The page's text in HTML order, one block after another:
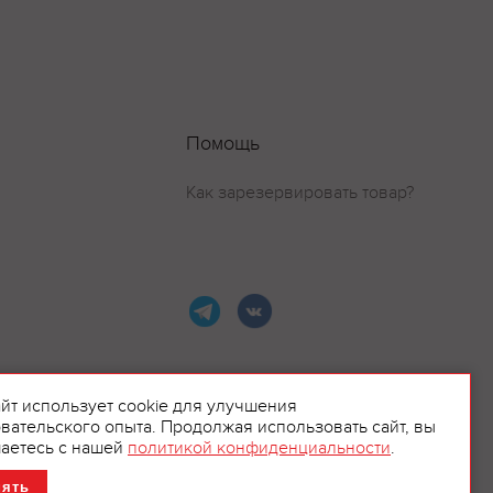
Помощь
Как зарезервировать товар?
использует cookie для улучшения
опыта. Продолжая использовать сайт, вы
с нашей политикой конфиденциальности.